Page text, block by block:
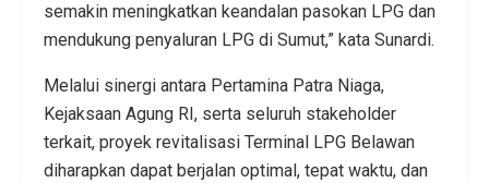
semakin meningkatkan keandalan pasokan LPG dan
mendukung penyaluran LPG di Sumut,” kata Sunardi.
Melalui sinergi antara Pertamina Patra Niaga,
Kejaksaan Agung RI, serta seluruh stakeholder
terkait, proyek revitalisasi Terminal LPG Belawan
diharapkan dapat berjalan optimal, tepat waktu, dan